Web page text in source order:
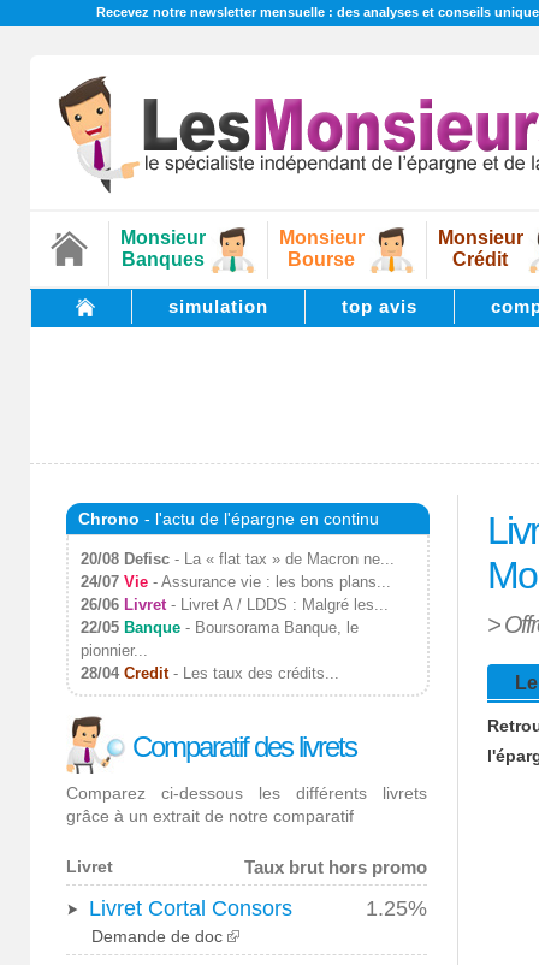
Recevez notre newsletter mensuelle : des analyses et conseils
Monsieur
Banques
Monsieur
Bourse
Monsieur
Crédit
simulation top avis
>
Chrono - l'actu de l'épargne en continu
20/08 Defisc- La « flat tax » de Macron ne...
24/07 Vie- Assurance vie : les bons plans...
26/06 Livret- Livret A / LDDS : Malgré les...
22/05 Banque- Boursorama Banque, le
pionnier...
28/04 Credit- Les taux des crédits...
Comparatif des livrets
Comparez ci-dessous les différents livrets
grâce à un extrait de notre comparatif
Livret Taux brut hors promo
Livret Cortal Consors 1.25%
Demande de doc